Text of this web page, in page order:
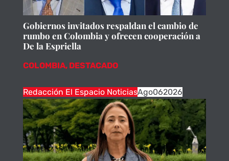
Gobiernos invitados respaldan el cambio de
rumbo en Colombia y ofrecen cooperación a
De la Espriella
COLOMBIA, DESTACADO
Redacción El Espacio NoticiasAgo062026